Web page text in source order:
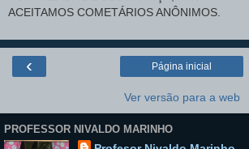
ACEITAMOS COMETÁRIOS ANÔNIMOS.
‹ Página inicial
Ver versão para a web
PROFESSOR NIVALDO MARINHO